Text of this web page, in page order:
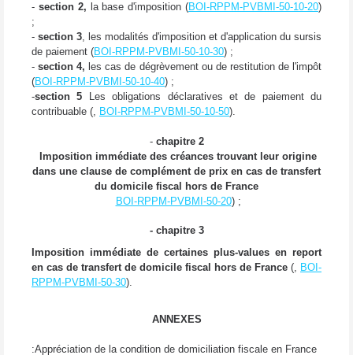
- section 2, la base d'imposition (BOI-RPPM-PVBMI-50-10-20)
;
- section 3, les modalités d'imposition et d'application du sursis
de paiement (BOI-RPPM-PVBMI-50-10-30) ;
-section 4, les cas de dégrèvement ou de restitution de l'impôt
(BOI-RPPM-PVBMI-50-10-40) ;
-section 5 Les obligations déclaratives et de paiement du
contribuable (, BOI-RPPM-PVBMI-50-10-50).
- chapitre 2
Imposition immédiate des créances trouvant leur origine
dans une clause de complément de prix en cas de transfert
du domicile fiscal hors de France
BOI-RPPM-PVBMI-50-20) ;
- chapitre 3
Imposition immédiate de certaines plus-values en report
en cas de transfert de domicile fiscal hors de France (, BOI-
RPPM-PVBMI-50-30).
ANNEXES
:Appréciation de la condition de domiciliation fiscale en France